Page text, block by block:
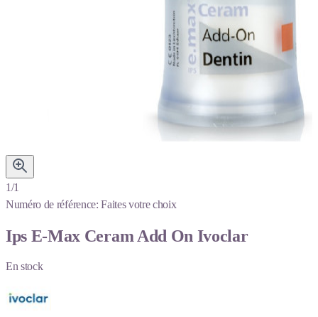
1/1
Numéro de référence: Faites votre choix
Ips E-Max Ceram Add On Ivoclar
En stock